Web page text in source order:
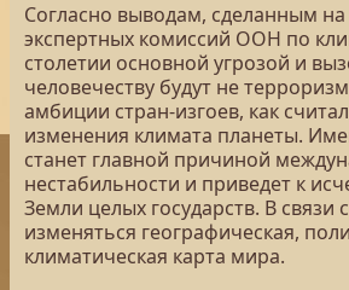
Согласно выводам, сделанным
экспертных комиссий ООН по
столетии основной угрозой и
человечеству будут не
амбиции стран-изгоев, как
изменения климата планеты.
станет главной причиной
нестабильности и приведет к
Земли целых государств. В связи
изменяться географическая,
климатическая карта мира.